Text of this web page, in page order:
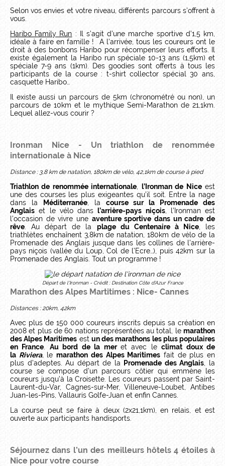
Selon vos envies et votre niveau, différents parcours s’offrent à
vous.
Haribo Family Run : Il s’agit d’une marche sportive d’1,5 km,
idéale à faire en famille ! A l’arrivée, tous les coureurs ont le
droit à des bonbons Haribo pour récompenser leurs efforts. Il
existe également la Haribo run spéciale 10-13 ans (1,5km) et
spéciale 7-9 ans (1km). Des goodies sont offerts à tous les
participants de la course : t-shirt collector spécial 30 ans,
casquette Haribo…
Il existe aussi un parcours de 5km (chronométré ou non), un
parcours de 10km et le mythique Semi-Marathon de 21,1km.
Lequel allez-vous courir ?
Ironman Nice
- Un triathlon de renommée
internationale à Nice
Distance : 3,8 km de natation, 180km de vélo, 42,1km de course à pied
Triathlon de renommée internationale l’Ironman de Niceest
une des courses les plus exigeantes qu’il soit. Entre la nage
dans la
Méditerranée, la course sur la Promenade des
Anglais et le vélo dans l’arrière-pays niçois, l’Ironman est
l’occasion de vivre une aventure sportive dans un cadre de
rêve . Au départ de la plage du Centenaire à Nice, les
triathlètes enchaînent 3,8km de natation, 180km de vélo de la
Promenade des Anglais jusque dans les collines de l’arrière-
pays niçois (vallée du Loup, Col de l’Ecre…), puis 42km sur la
Promenade des Anglais. Tout un programme !
Départ de l'Ironman - Crédit : Destination Côte d'Azur France
Marathon des Alpes Martitimes : Nice- Cannes
Distances : 20km, 42km
Avec plus de 150 000 coureurs inscrits depuis sa création en
2008 et plus de 60 nations représentées au total, le marathon
des Alpes Maritimes est un des marathons les plus populaires
en France
Au bord de la mer et avec leclimat doux de
la Riviera, lemarathon des Alpes Maritimes fait de plus en
plus d’adeptes. Au départ de la
Promenade des Anglais , la
course se compose d’un parcours côtier qui emmène les
coureurs jusqu’à la Croisette. Les coureurs passent par Saint-
Laurent-du-Var, Cagnes-sur-Mer, Villeneuve-Loubet, Antibes
Juan-les-Pins, Vallauris Golfe-Juan et enfin Cannes.
La course peut se faire à deux (2x21,1km), en relais, et est
ouverte aux participants handisports.
Séjournez dans l’un des meilleurs hôtels 4 étoiles à
Nice pour votre course